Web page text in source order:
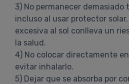
3) No permanecer demasiado
incluso al usar protector
excesiva al sol conlleva un
la salud.
4) No colocar directamente
evitar inhalarlo.
5) Dejar que se absorba por